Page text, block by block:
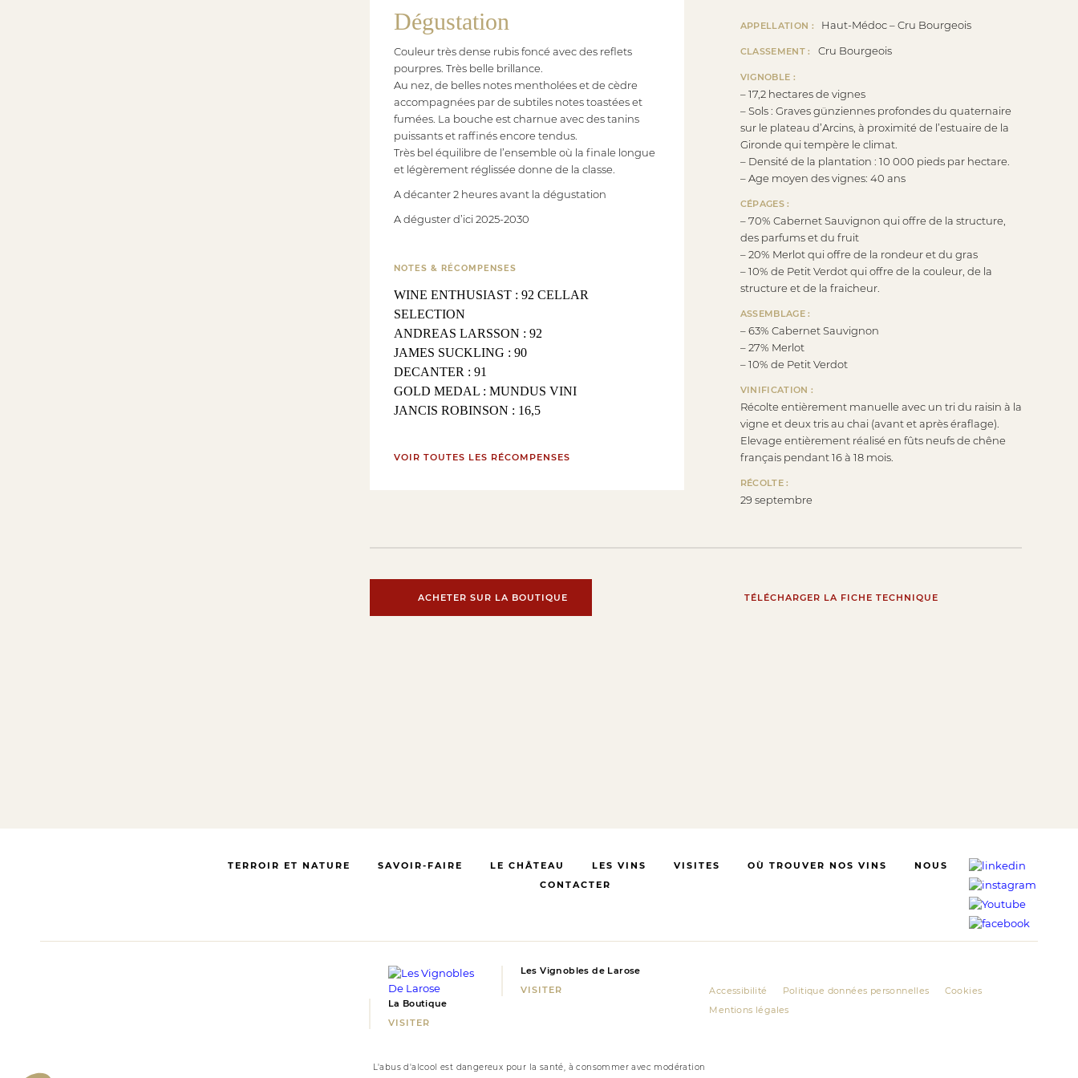
Dégustation
Couleur très dense rubis foncé avec des reflets
pourpres. Très belle brillance.
Au nez, de belles notes mentholées et de cèdre
accompagnées par de subtiles notes toastées et
fumées. La bouche est charnue avec des tanins
puissants et raffinés encore tendus.
Très bel équilibre de l’ensemble où la finale longue
et légèrement réglissée donne de la classe.
A décanter 2 heures avant la dégustation
A déguster d’ici 2025-2030
NOTES & RÉCOMPENSES
WINE ENTHUSIAST : 92 CELLAR
SELECTION
ANDREAS LARSSON : 92
JAMES SUCKLING : 90
DECANTER : 91
GOLD MEDAL : MUNDUS VINI
JANCIS ROBINSON : 16,5
VOIR TOUTES LES RÉCOMPENSES
APPELLATION : Haut-Médoc – Cru Bourgeois
CLASSEMENT : Cru Bourgeois
VIGNOBLE :
– 17,2 hectares de vignes
– Sols : Graves günziennes profondes du quaternaire
sur le plateau d’Arcins, à proximité de l’estuaire de la
Gironde qui tempère le climat.
– Densité de la plantation : 10 000 pieds par hectare.
– Age moyen des vignes: 40 ans
CÉPAGES :
– 70% Cabernet Sauvignon qui offre de la structure,
des parfums et du fruit
– 20% Merlot qui offre de la rondeur et du gras
– 10% de Petit Verdot qui offre de la couleur, de la
structure et de la fraicheur.
ASSEMBLAGE :
– 63% Cabernet Sauvignon
– 27% Merlot
– 10% de Petit Verdot
VINIFICATION :
Récolte entièrement manuelle avec un tri du raisin à la
vigne et deux tris au chai (avant et après éraflage).
Elevage entièrement réalisé en fûts neufs de chêne
français pendant 16 à 18 mois.
RÉCOLTE :
29 septembre
ACHETER SUR LA BOUTIQUE TÉLÉCHARGER LA FICHE TECHNIQUE
TERROIR ET NATURE SAVOIR-FAIRE LE CHÂTEAU LES VINS VISITES OÙ TROUVER NOS VINS
NOUS
CONTACTER
Les Vignobles de Larose
VISITER
La Boutique
VISITER
Accessibilité Politique données personnelles
Cookies
Mentions légales
L'abus d'alcool est dangereux pour la santé, à consommer avec modération